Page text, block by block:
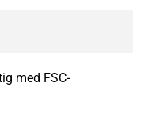
med FSC-